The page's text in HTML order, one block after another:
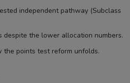
independent pathway (Subclass
despite the lower allocation numbers.
the points test reform unfolds.